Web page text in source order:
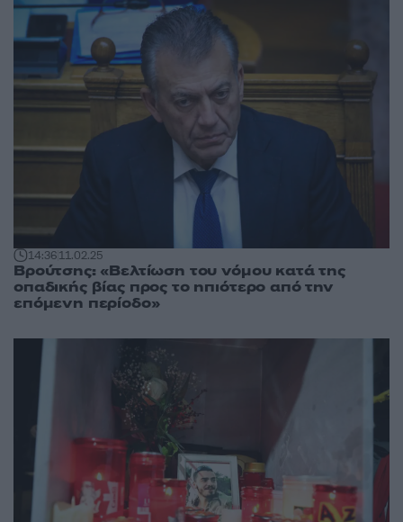
14:3611.02.25
Βρούτσης: «Βελτίωση του νόμου κατά της
οπαδικής βίας προς το ηπιότερο από την
επόμενη περίοδο»